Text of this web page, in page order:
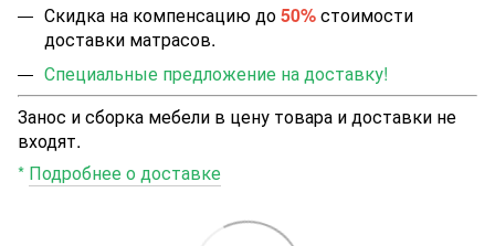
Скидка на компенсацию до50%стоимости
доставки матрасов.
Специальные предложение на доставку!
Занос и сборка мебели в цену товара и доставки не
входят.
* Подробнее о доставке